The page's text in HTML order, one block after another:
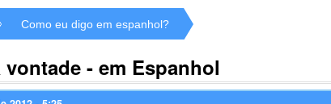
Como eu digo em espanhol?
- em Espanhol